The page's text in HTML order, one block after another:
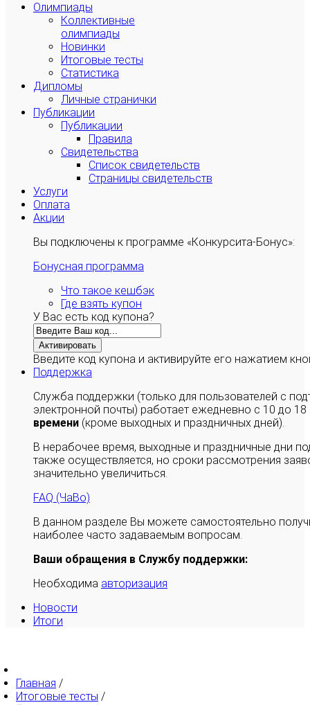
Олимпиады
Коллективные
олимпиады
Новинки
Итоговые тесты
Статистика
Дипломы
Личные странички
Публикации
Публикации
Правила
Свидетельства
Список свидетельств
Страницы свидетельств
Услуги
Оплата
Акции
Вы подключены к программе «Конкурсита-Бонус»:
Бонусная программа
Что такое кешбэк
Где взять купон
У Вас есть код купона?
Активировать
Введите код купона и активируйте его нажатием
Поддержка
Служба поддержки (только для пользователей с
электронной почты) работает ежедневно с 10 до
времени (кроме выходных и праздничных дней).
В нерабочее время, выходные и праздничные дни
также осуществляется, но сроки рассмотрения
значительно увеличиться.
FAQ (ЧаВо)
В данном разделе Вы можете самостоятельно
наиболее часто задаваемым вопросам.
Ваши обращения в Службу поддержки:
Необходима авторизация
Новости
Итоги
Главная /
Итоговые тесты /